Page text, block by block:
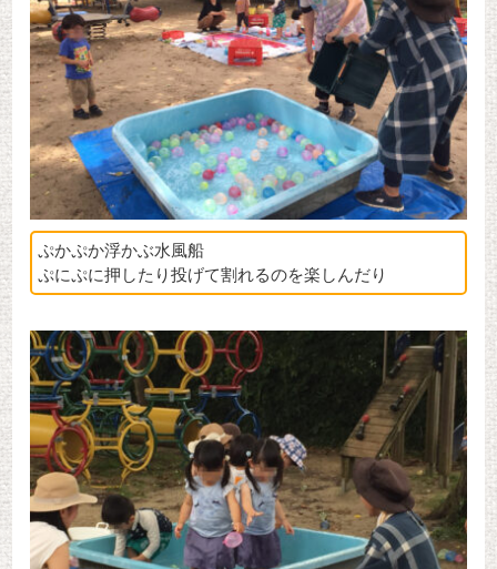
ぷかぷか浮かぶ水風船
ぷにぷに押したり投げて割れるのを楽しんだり